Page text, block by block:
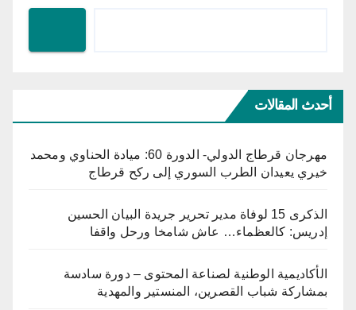
أحدث المقالات
مهرجان قرطاج الدولي- الدورة 60: ميادة الحناوي ومحمد
خيري يعيدان الطرب السوري إلى ركح قرطاج
الذكرى 15 لوفاة مدير تحرير جريدة البيان الحسين
إدريس: كالعظماء… عاش شامخا ورحل واقفا
الأكاديمية الوطنية لصناعة المحتوى – دورة سادسة
بمشاركة شباب القصرين، المنستير والمهدية